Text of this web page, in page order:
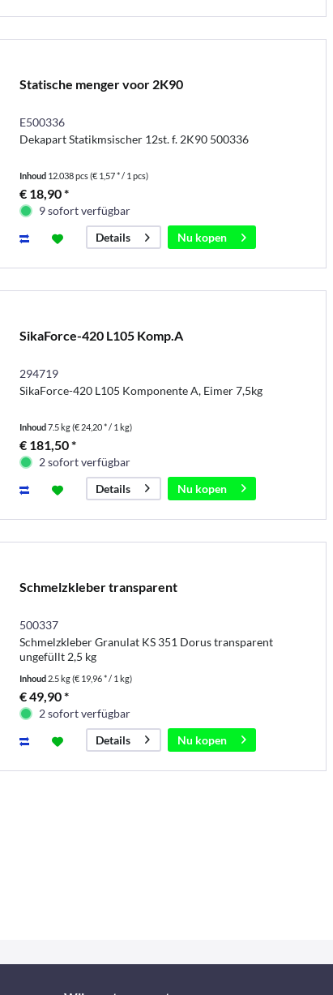
Statische menger voor 2K90
E500336
Dekapart Statikmsischer 12st. f. 2K90 500336
Inhoud 12.038 pcs(€ 1,57 * / 1 pcs)
€ 18,90 *
9 sofort verfügbar
Details
Nu kopen
SikaForce-420 L105 Komp.A
294719
SikaForce-420 L105 Komponente A, Eimer 7,5kg
Inhoud7.5 kg(€ 24,20 * / 1 kg)
€ 181,50 *
2 sofort verfügbar
Details
Nu kopen
Schmelzkleber transparent
500337
Schmelzkleber Granulat KS 351 Dorus transparent
ungefüllt 2,5 kg
Inhoud 2.5 kg(€ 19,96 * / 1 kg)
€ 49,90 *
2 sofort verfügbar
Details
Nu kopen